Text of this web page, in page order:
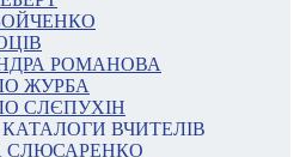
РОМАНОВА
ЖУРБА
СЛЄПУХІН
КАТАЛОГИ ВЧИТЕЛІВ
СЛЮСАРЕНКО